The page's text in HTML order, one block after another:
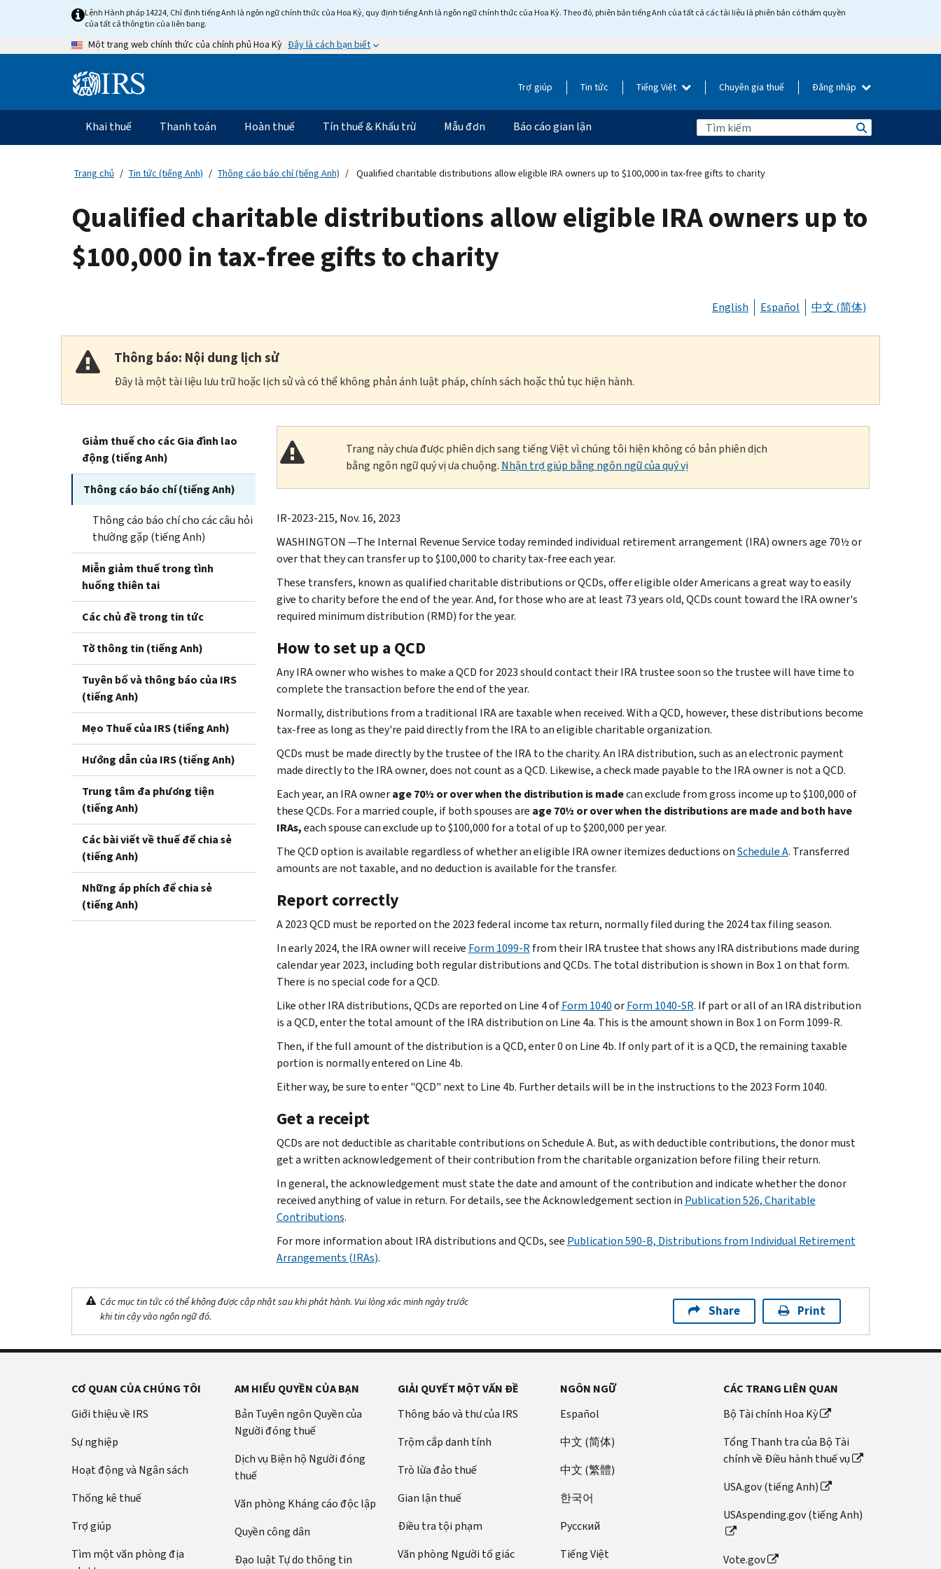
content
Lệnh Hành pháp 14224, Chỉ định tiếng Anh là ngôn ngữ chính thức của Hoa Kỳ, quy định tiếng Anh là ngôn ngữ chính thức của Hoa Kỳ. Theo đó, phiên bản tiếng Anh của tất cả các tài liệu là phiên bản có thẩm quyền
của tất cả thông tin của liên bang.
Một trang web chính thức của chính phủ Hoa Kỳ Đây là cách bạn biết
Information Trợ giúp Tin tức Tiếng Việt Chuyên gia thuế Đăng nhập
Điều
hướng
chính
Khai thuế Thanh toán Hoàn thuế Tín thuế & Khấu trừ Mẫu đơn Báo cáo gian lận
Trang chủ Tin tức (tiếng Anh) Thông cáo báo chí (tiếng Anh) Qualified charitable distributions allow eligible IRA owners up to $100,000 in tax-free gifts to charity
Qualified charitable distributions allow eligible IRA owners up to
$100,000 in tax-free gifts to charity
English Español 中文 (简体)
Thông báo: Nội dung lịch sử
Đây là một tài liệu lưu trữ hoặc lịch sử và có thể không phản ánh luật pháp, chính sách hoặc thủ tục hiện hành.
Giảm thuế cho các Gia đình lao
động (tiếng Anh)
Thông cáo báo chí (tiếng Anh)
Thông cáo báo chí cho các câu hỏi
thường gặp (tiếng Anh)
Miễn giảm thuế trong tình
huống thiên tai
Các chủ đề trong tin tức
Tờ thông tin (tiếng Anh)
Tuyên bố và thông báo của IRS
(tiếng Anh)
Mẹo Thuế của IRS (tiếng Anh)
Hướng dẫn của IRS (tiếng Anh)
Trung tâm đa phương tiện
(tiếng Anh)
Các bài viết về thuế để chia sẻ
(tiếng Anh)
Những áp phích để chia sẻ
(tiếng Anh)
Trang này chưa được phiên dịch sang tiếng Việt vì chúng tôi hiện không có bản phiên dịch
bằng ngôn ngữ quý vị ưa chuộng. Nhận trợ giúp bằng ngôn ngữ của quý vị
IR-2023-215, Nov. 16, 2023
WASHINGTON —The Internal Revenue Service today reminded individual retirement arrangement (IRA) owners age 70½ or
over that they can transfer up to $100,000 to charity tax-free each year.
These transfers, known as qualified charitable distributions or QCDs, offer eligible older Americans a great way to easily
give to charity before the end of the year. And, for those who are at least 73 years old, QCDs count toward the IRA owner's
required minimum distribution (RMD) for the year.
How to set up a QCD
Any IRA owner who wishes to make a QCD for 2023 should contact their IRA trustee soon so the trustee will have time to
complete the transaction before the end of the year.
Normally, distributions from a traditional IRA are taxable when received. With a QCD, however, these distributions become
tax-free as long as they're paid directly from the IRA to an eligible charitable organization.
QCDs must be made directly by the trustee of the IRA to the charity. An IRA distribution, such as an electronic payment
made directly to the IRA owner, does not count as a QCD. Likewise, a check made payable to the IRA owner is not a QCD.
Each year, an IRA ownerage 70½ or overwhen the distribution is madecan exclude from gross income up to $100,000 of
these QCDs. For a married couple, if both spouses are age 70½ or over when the distributions are made and both have
IRAs,each spouse can exclude up to $100,000 for a total of up to $200,000 per year.
The QCD option is available regardless of whether an eligible IRA owner itemizes deductions onSchedule A. Transferred
amounts are not taxable, and no deduction is available for the transfer.
Report correctly
A 2023 QCD must be reported on the 2023 federal income tax return, normally filed during the 2024 tax filing season.
In early 2024, the IRA owner will receive Form 1099-Rfrom their IRA trustee that shows any IRA distributions made during
calendar year 2023, including both regular distributions and QCDs. The total distribution is shown in Box 1 on that form.
There is no special code for a QCD.
Like other IRA distributions, QCDs are reported on Line 4 ofForm 1040orForm 1040-SR. If part or all of an IRA distribution
is a QCD, enter the total amount of the IRA distribution on Line 4a. This is the amount shown in Box 1 on Form 1099-R.
Then, if the full amount of the distribution is a QCD, enter 0 on Line 4b. If only part of it is a QCD, the remaining taxable
portion is normally entered on Line 4b.
Either way, be sure to enter "QCD" next to Line 4b. Further details will be in the instructions to the 2023 Form 1040.
Get a receipt
QCDs are not deductible as charitable contributions on Schedule A. But, as with deductible contributions, the donor must
get a written acknowledgement of their contribution from the charitable organization before filing their return.
In general, the acknowledgement must state the date and amount of the contribution and indicate whether the donor
received anything of value in return. For details, see the Acknowledgement section in Publication 526, Charitable
Contributions.
For more information about IRA distributions and QCDs, see Publication 590-B, Distributions from Individual Retirement
Arrangements (IRAs).
Các mục tin tức có thể không được cập nhật sau khi phát hành. Vui lòng xác minh ngày trước
khi tin cậy vào ngôn ngữ đó.
Share Print
CƠ QUAN CỦA CHÚNG TÔI
Giới thiệu về IRS
Sự nghiệp
Hoạt động và Ngân sách
Thống kê thuế
Trợ giúp
Tìm một văn phòng địa
AM HIỂU QUYỀN CỦA BẠN
Bản Tuyên ngôn Quyền của
Người đóng thuế
Dịch vụ Biện hộ Người đóng
thuế
Văn phòng Kháng cáo độc lập
Quyền công dân
Đạo luật Tự do thông tin
GIẢI QUYẾT MỘT VẤN ĐỀ
Thông báo và thư của IRS
Trộm cắp danh tính
Trò lừa đảo thuế
Gian lận thuế
Điều tra tội phạm
Văn phòng Người tố giác
NGÔN NGỮ
Español
中文 (简体)
中文 (繁體)
한국어
Pусский
Tiếng Việt
CÁC TRANG LIÊN QUAN
Bộ Tài chính Hoa Kỳ
Tổng Thanh tra của Bộ Tài
chính về Điều hành thuế vụ
USA.gov (tiếng Anh)
USAspending.gov (tiếng Anh)
Vote.gov